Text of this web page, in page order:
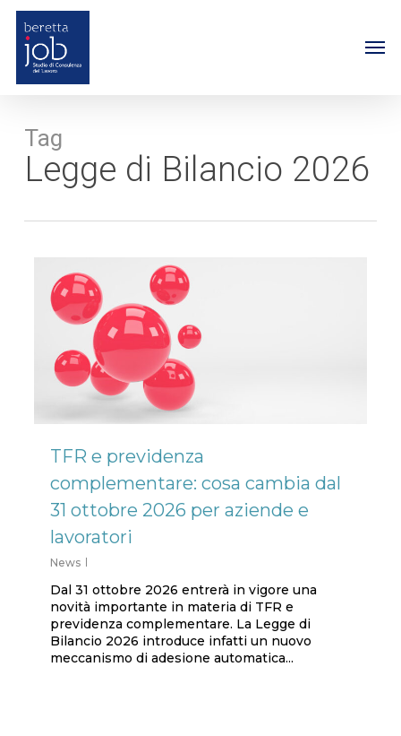
Skip
main
content
Tag
Legge di Bilancio 2026
TFR e previdenza
complementare: cosa cambia dal
31 ottobre 2026 per aziende e
lavoratori
News
Dal 31 ottobre 2026 entrerà in vigore una
novità importante in materia di TFR e
previdenza complementare. La Legge di
Bilancio 2026 introduce infatti un nuovo
meccanismo di adesione automatica...